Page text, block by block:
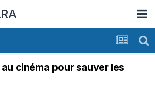
cinéma pour sauver les